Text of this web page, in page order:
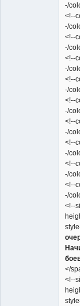
-/
<!--
-/
<!--
-/
<!--
-/
<!--
-/
<!--
-/
<!--
-/
<!--
-/
<!--
-/
<!--
-/
<!--
</
<!--